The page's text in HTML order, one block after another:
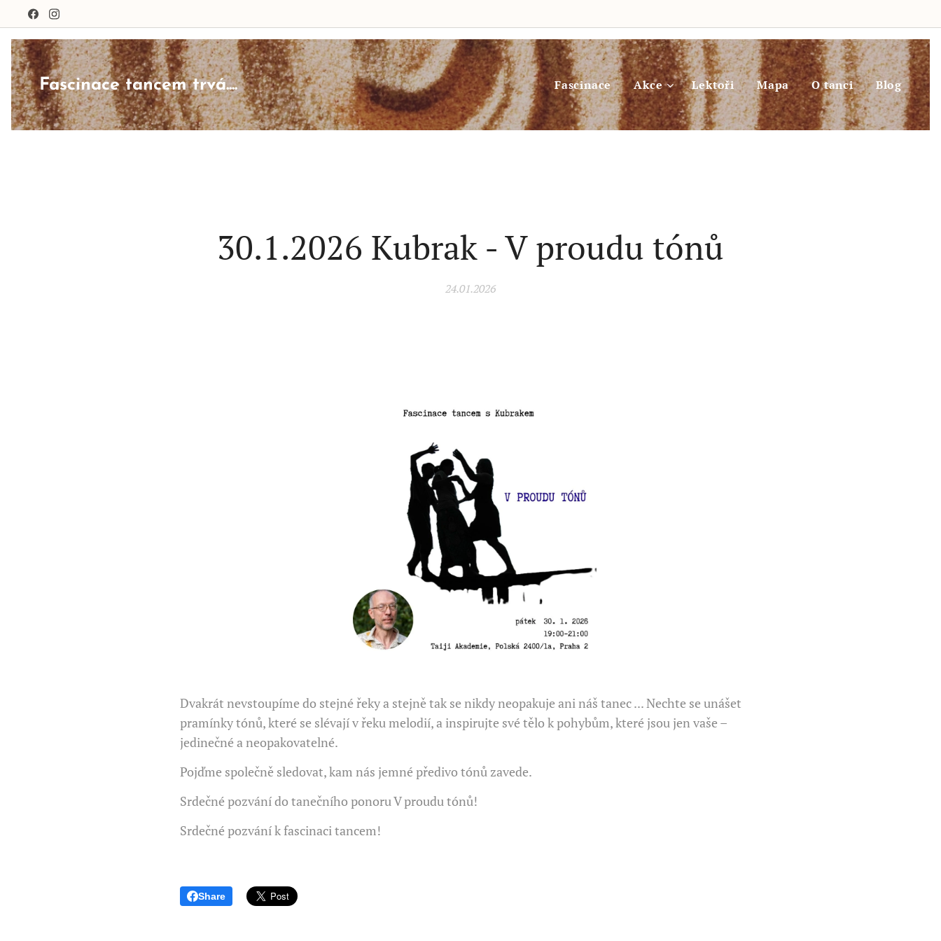
Fascinace tancem trvá.... Fascinace Akce Lektoři Mapa O tanci Blog
30.1.2026 Kubrak - V proudu tónů
24.01.2026
Dvakrát nevstoupíme do stejné řeky a stejně tak se nikdy neopakuje ani náš tanec ... Nechte se unášet
pramínky tónů, které se slévají v řeku melodií, a inspirujte své tělo k pohybům, které jsou jen vaše –
jedinečné a neopakovatelné.
Pojďme společně sledovat, kam nás jemné předivo tónů zavede.
Srdečné pozvání do tanečního ponoru V proudu tónů!
Srdečné pozvání k fascinaci tancem!
Share